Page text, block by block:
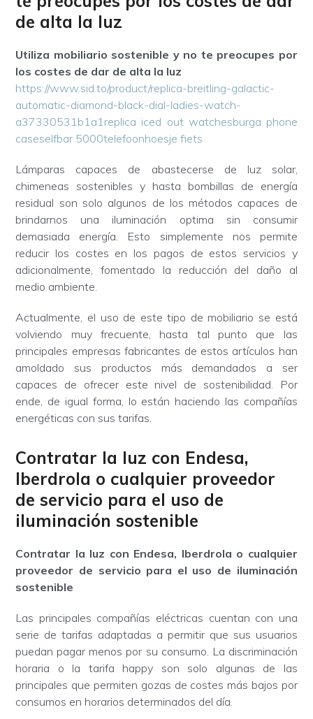
de alta la luz
Utiliza mobiliario sostenible y no te preocupes por
los costes de dar de alta la luz
https://www.sid.to/product/replica-breitling-galactic-
automatic-diamond-black-dial-ladies-watch-
a37330531b1a1replica iced out watchesburga phone
caseselfbar 5000telefoonhoesje fiets
Lámparas capaces de abastecerse de luz solar,
chimeneas sostenibles y hasta bombillas de energía
residual son solo algunos de los métodos capaces de
brindarnos una iluminación optima sin consumir
demasiada energía. Esto simplemente nos permite
reducir los costes en los pagos de estos servicios y
adicionalmente, fomentado la reducción del daño al
medio ambiente.
Actualmente, el uso de este tipo de mobiliario se está
volviendo muy frecuente, hasta tal punto que las
principales empresas fabricantes de estos artículos han
amoldado sus productos más demandados a ser
capaces de ofrecer este nivel de sostenibilidad. Por
ende, de igual forma, lo están haciendo las compañías
energéticas con sus tarifas.
Contratar la luz con Endesa,
Iberdrola o cualquier proveedor
de servicio para el uso de
iluminación sostenible
Contratar la luz con Endesa, Iberdrola o cualquier
proveedor de servicio para el uso de iluminación
sostenible
Las principales compañías eléctricas cuentan con una
serie de tarifas adaptadas a permitir que sus usuarios
puedan pagar menos por su consumo. La discriminación
horaria o la tarifa happy son solo algunas de las
principales que permiten gozas de costes más bajos por
consumos en horarios determinados del día.